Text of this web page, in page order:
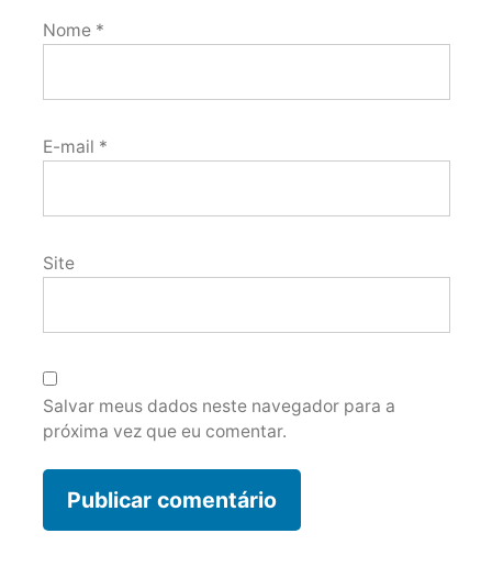
Nome *
E-mail *
Site
Salvar meus dados neste navegador para a
próxima vez que eu comentar.